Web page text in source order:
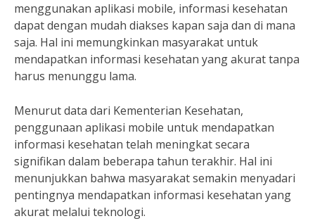
menggunakan aplikasi mobile, informasi kesehatan
dapat dengan mudah diakses kapan saja dan di mana
saja. Hal ini memungkinkan masyarakat untuk
mendapatkan informasi kesehatan yang akurat tanpa
harus menunggu lama.
Menurut data dari Kementerian Kesehatan,
penggunaan aplikasi mobile untuk mendapatkan
informasi kesehatan telah meningkat secara
signifikan dalam beberapa tahun terakhir. Hal ini
menunjukkan bahwa masyarakat semakin menyadari
pentingnya mendapatkan informasi kesehatan yang
akurat melalui teknologi.